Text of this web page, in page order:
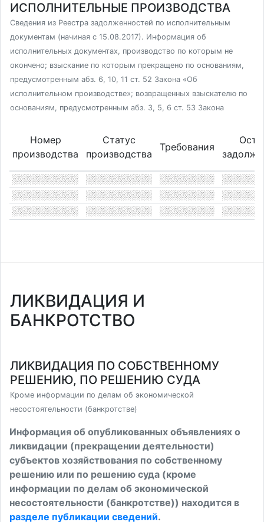
ИСПОЛНИТЕЛЬНЫЕ ПРОИЗВОДСТВА
Сведения из Реестра задолженностей по исполнительным
документам (начиная с 15.08.2017). Информация об
исполнительных документах, производство по которым не
окончено; взыскание по которым прекращено по основаниям,
предусмотренным абз. 6, 10, 11 ст. 52 Закона «Об
исполнительном производстве»; возвращенных взыскателю по
основаниям, предусмотренным абз. 3, 5, 6 ст. 53 Закона
Номер
производства
Статус
производства
Требования
ЛИКВИДАЦИЯ И
БАНКРОТСТВО
ЛИКВИДАЦИЯ ПО СОБСТВЕННОМУ
РЕШЕНИЮ, ПО РЕШЕНИЮ СУДА
Кроме информации по делам об экономической
несостоятельности (банкротстве)
Информация об опубликованных объявлениях о
ликвидации (прекращении деятельности)
субъектов хозяйствования по собственному
решению или по решению суда (кроме
информации по делам об экономической
несостоятельности (банкротстве)) находится в
разделе публикации сведений.